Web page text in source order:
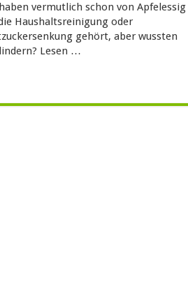
vermutlich schon von Apfelessig
Haushaltsreinigung oder
gehört, aber wussten
Lesen …